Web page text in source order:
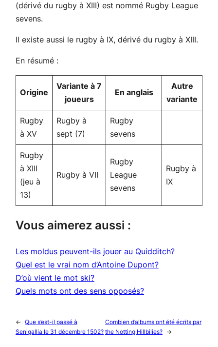
(dérivé du rugby à XIII) est nommé Rugby League
sevens.
Il existe aussi le rugby à IX, dérivé du rugby à XIII.
En résumé :
Origine
Variante à 7
joueurs
En anglais
Autre
variante
Rugby
à XV
Rugby à
sept (7)
Rugby
sevens
Rugby
à XIII
(jeu à
13)
Rugby à VII
Rugby
League
sevens
Rugby à
IX
Vous aimerez aussi :
Les moldus peuvent-ils jouer au Quidditch?
Quel est le vrai nom d’Antoine Dupont?
D’où vient le mot ski?
Quels mots ont des sens opposés?
← Que s’est-il passé à
Senigallia le 31 décembre 1502?
Combien d’albums ont été écrits par
the Notting Hillbilies? →